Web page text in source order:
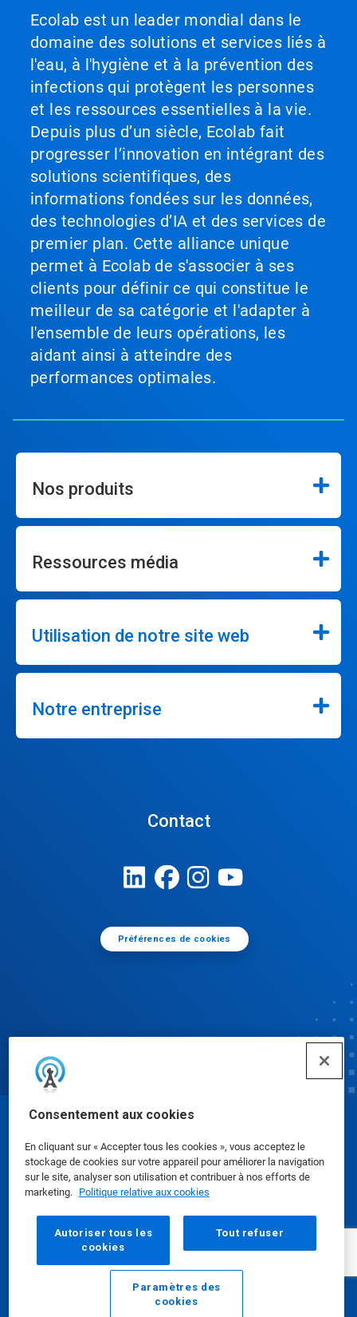
Consentement aux cookies
En cliquant sur « Accepter tous les cookies », vous acceptez le
stockage de cookies sur votre appareil pour améliorer la navigation
sur le site, analyser son utilisation et contribuer à nos efforts de
marketing. Politique relative aux cookies
Autoriser tous les
cookies
Tout refuser
Paramètres des
cookies
Ecolab est un leader mondial dans le
domaine des solutions et services liés à
l'eau, à l'hygiène et à la prévention des
infections qui protègent les personnes
et les ressources essentielles à la vie.
Depuis plus d’un siècle, Ecolab fait
progresser l’innovation en intégrant des
solutions scientifiques, des
informations fondées sur les données,
des technologies d’IA et des services de
premier plan. Cette alliance unique
permet à Ecolab de s'associer à ses
clients pour définir ce qui constitue le
meilleur de sa catégorie et l'adapter à
l'ensemble de leurs opérations, les
aidant ainsi à atteindre des
performances optimales.
Nos produits
Ressources média
Utilisation de notre site web
Notre entreprise
Contact
Préférences de cookies
Fiches de données de sécurité|Politique de
confidentialité|conditions d'utilisation